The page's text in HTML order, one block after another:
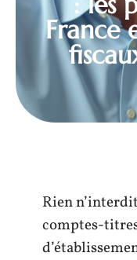
France
Rien
comptes-